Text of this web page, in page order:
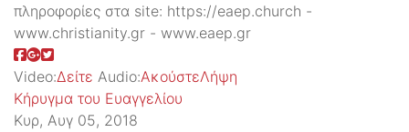
πληροφορίες στα site: https://eaep.church -
www.christianity.gr - www.eaep.gr
Video:Δείτε Audio:ΑκούστεΛήψη
Κήρυγμα του Ευαγγελίου
Κυρ, Αυγ 05, 2018